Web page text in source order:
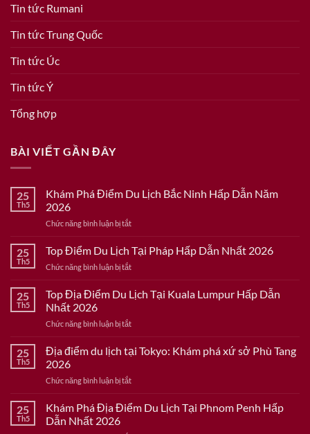
Tin tức Rumani
Tin tức Trung Quốc
Tin tức Úc
Tin tức Ý
Tổng hợp
BÀI VIẾT GẦN ĐÂY
25
Th5
Khám Phá Điểm Du Lịch Bắc Ninh Hấp Dẫn Năm
2026
Chức năng bình luận bị tắtở
Phá
Điểm
Du
Bắc
Dẫn
2026
25
Th5
Top Điểm Du Lịch Tại Pháp Hấp Dẫn Nhất 2026
Chức năng bình luận bị tắtở
Điểm
Du
Tại
Hấp
2026
25
Th5
Top Địa Điểm Du Lịch Tại Kuala Lumpur Hấp Dẫn
Nhất 2026
Chức năng bình luận bị tắtở
Địa
Điểm
Lịch
Kuala
25
Th5
Địa điểm du lịch tại Tokyo: Khám phá xứ sở Phù Tang
2026
Chức năng bình luận bị tắtở
điểm
25
Th5
Khám Phá Địa Điểm Du Lịch Tại Phnom Penh Hấp
Dẫn Nhất 2026